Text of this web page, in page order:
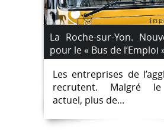
La Roche-sur-Yon.
pour le « Bus de l’Emploi
Les entreprises de
recrutent. Malgré
actuel, plus de...